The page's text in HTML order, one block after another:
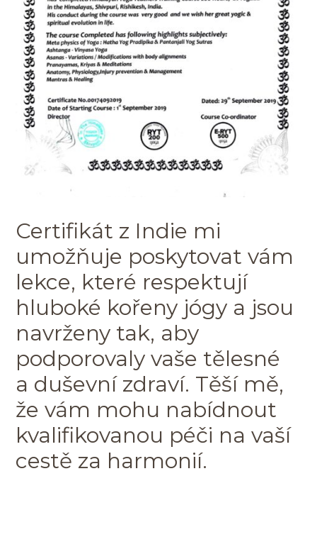
Certifikát z Indie mi
umožňuje poskytovat vám
lekce, které respektují
hluboké kořeny jógy a jsou
navrženy tak, aby
podporovaly vaše tělesné
a duševní zdraví. Těší mě,
že vám mohu nabídnout
kvalifikovanou péči na vaší
cestě za harmonií.